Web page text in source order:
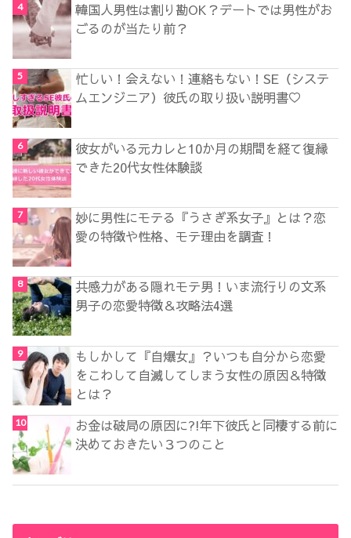
韓国人男性は割り勘OK？デートでは男性がお
ごるのが当たり前？
忙しい！会えない！連絡もない！SE（システ
ムエンジニア）彼氏の取り扱い説明書♡
彼女がいる元カレと10か月の期間を経て復縁
できた20代女性体験談
妙に男性にモテる『うさぎ系女子』とは？恋
愛の特徴や性格、モテ理由を調査！
共感力がある隠れモテ男！いま流行りの文系
男子の恋愛特徴＆攻略法4選
もしかして『自爆女』？いつも自分から恋愛
をこわして自滅してしまう女性の原因＆特徴
とは？
お金は破局の原因に?!年下彼氏と同棲する前に
決めておきたい３つのこと